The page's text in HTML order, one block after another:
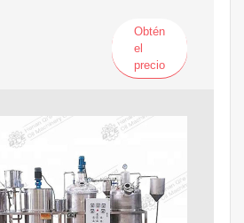
Obtén
el
precio